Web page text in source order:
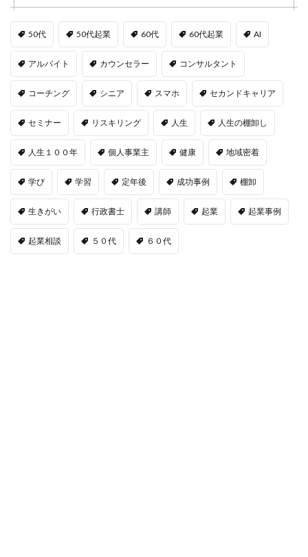
50代 50代起業 60代 60代起業 AI
アルバイト カウンセラー コンサルタント
コーチング シニア スマホ セカンドキャリア
セミナー リスキリング 人生 人生の棚卸し
人生１００年 個人事業主 健康 地域密着
学び 学習 定年後 成功事例 棚卸
生きがい 行政書士 講師 起業 起業事例
起業相談 ５０代 ６０代